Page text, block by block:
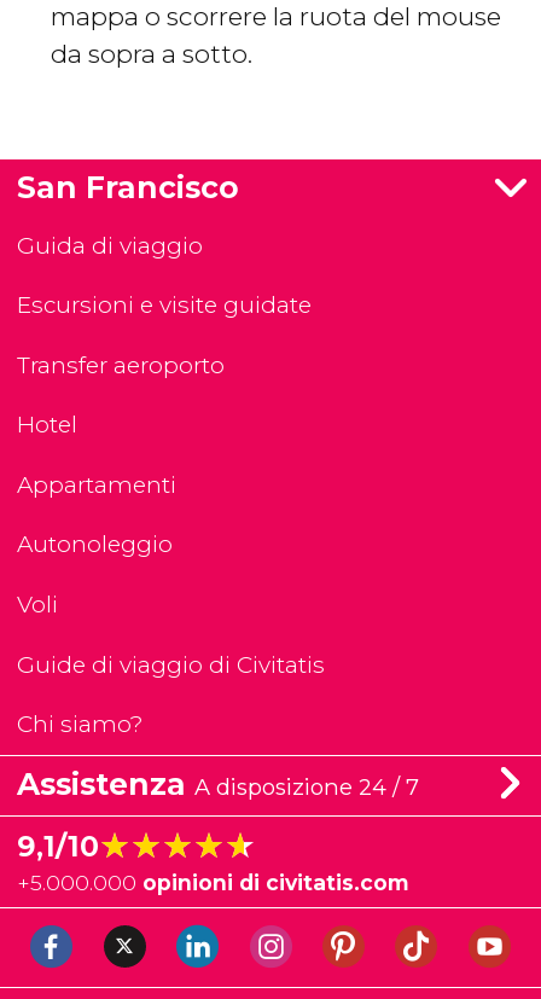
mappa o scorrere la ruota del mouse
da sopra a sotto.
San Francisco
Guida di viaggio
Escursioni e visite guidate
Transfer aeroporto
Hotel
Appartamenti
Autonoleggio
Voli
Guide di viaggio di Civitatis
Chi siamo?
Assistenza A disposizione 24 / 7
9,1/10★★★★★
★★★★★
+5.000.000 opinioni di civitatis.com